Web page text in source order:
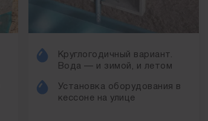
Круглогодичный вариант.
Вода — и зимой, и летом
Установка оборудования в
кессоне на улице